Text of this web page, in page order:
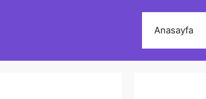
Anasayfa